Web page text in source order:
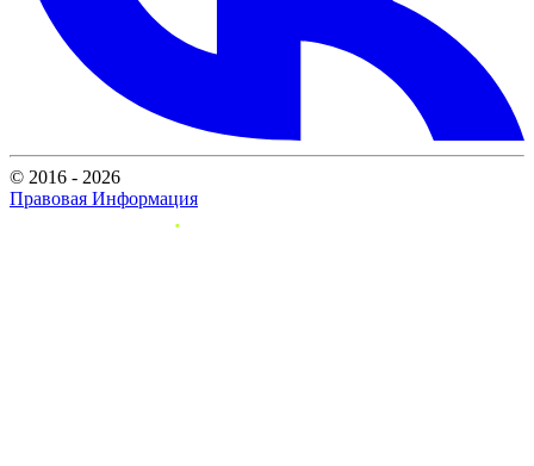
© 2016 - 2026
Правовая Информация